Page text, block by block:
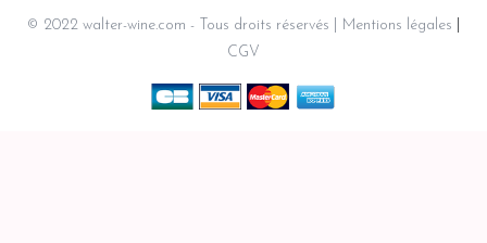
© 2022 walter-wine.com - Tous droits réservés
Mentions légales
CGV